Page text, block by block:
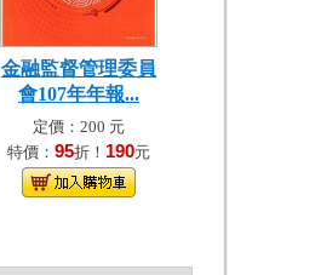
金融監督管理委員
會107年年報...
定價：200 元
特價： 95折！ 190元